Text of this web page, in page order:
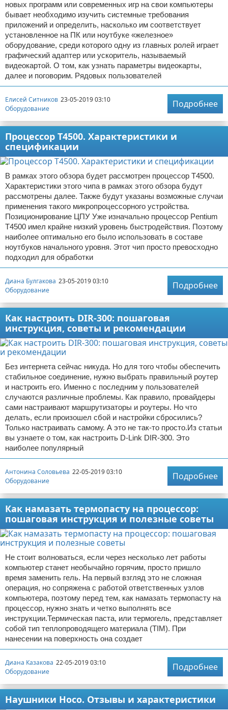
новых программ или современных игр на свои компьютеры
бывает необходимо изучить системные требования
приложений и определить, насколько им соответствует
установленное на ПК или ноутбуке «железное»
оборудование, среди которого одну из главных ролей играет
графический адаптер или ускоритель, называемый
видеокартой. О том, как узнать параметры видеокарты,
далее и поговорим. Рядовых пользователей
Елисей Ситников 23-05-2019 03:10
Оборудование
Подробнее
Процессор T4500. Характеристики и
спецификации
В рамках этого обзора будет рассмотрен процессор T4500.
Характеристики этого чипа в рамках этого обзора будут
рассмотрены далее. Также будут указаны возможные случаи
применения такого микропроцессорного устройства.
Позиционирование ЦПУ Уже изначально процессор Pentium
T4500 имел крайне низкий уровень быстродействия. Поэтому
наиболее оптимально его было использовать в составе
ноутбуков начального уровня. Этот чип просто превосходно
подходил для обработки
Диана Булгакова 23-05-2019 03:10
Оборудование
Подробнее
Как настроить DIR-300: пошаговая
инструкция, советы и рекомендации
Без интернета сейчас никуда. Но для того чтобы обеспечить
стабильное соединение, нужно выбрать правильный роутер
и настроить его. Именно с последним у пользователей
случаются различные проблемы. Как правило, провайдеры
сами настраивают маршрутизаторы и роутеры. Но что
делать, если произошел сбой и настройки сбросились?
Только настраивать самому. А это не так-то просто.Из статьи
вы узнаете о том, как настроить D-Link DIR-300. Это
наиболее популярный
Антонина Соловьева 22-05-2019 03:10
Оборудование
Подробнее
Как намазать термопасту на процессор:
пошаговая инструкция и полезные советы
Не стоит волноваться, если через несколько лет работы
компьютер станет необычайно горячим, просто пришло
время заменить гель. На первый взгляд это не сложная
операция, но сопряжена с работой ответственных узлов
компьютера, поэтому перед тем, как намазать термопасту на
процессор, нужно знать и четко выполнять все
инструкции.Термическая паста, или термогель, представляет
собой тип теплопроводящего материала (TIM). При
нанесении на поверхность она создает
Диана Казакова 22-05-2019 03:10
Оборудование
Подробнее
Наушники Hoco. Отзывы и характеристики